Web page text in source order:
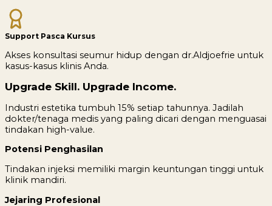
Support Pasca Kursus
Akses konsultasi seumur hidup dengan dr.Aldjoefrie untuk
kasus-kasus klinis Anda.
Upgrade Skill. Upgrade Income.
Industri estetika tumbuh 15% setiap tahunnya. Jadilah
dokter/tenaga medis yang paling dicari dengan menguasai
tindakan high-value.
Potensi Penghasilan
Tindakan injeksi memiliki margin keuntungan tinggi untuk
klinik mandiri.
Jejaring Profesional